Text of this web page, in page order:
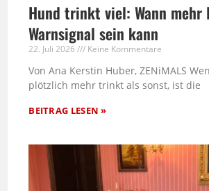
Hund trinkt viel: Wann mehr
Warnsignal sein kann
22. Juli 2026 Keine Kommentare
Von Ana Kerstin Huber, ZENiMALS
plötzlich mehr trinkt als sonst, ist die
BEITRAG LESEN »